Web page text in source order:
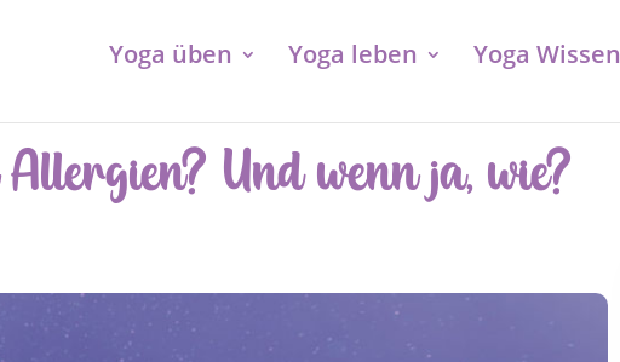
Yoga üben Yoga leben Yoga Wissen
Und wenn ja, wie?